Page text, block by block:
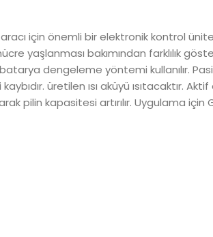
için önemli bir elektronik kontrol
yaşlanması bakımından farklılık
dengeleme yöntemi kullanılır.
üretilen ısı aküyü ısıtacaktır.
pilin kapasitesi artırılır. Uygulama